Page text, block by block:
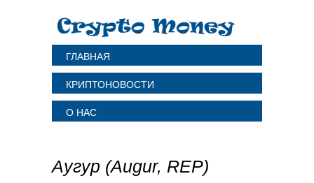
ГЛАВНАЯ
КРИПТОНОВОСТИ
О НАС
Аугур (Augur, REP)